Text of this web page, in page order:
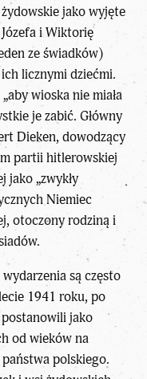
jako wyjęte
i Wiktorię
ze świadków)
licznymi dziećmi.
wioska nie miała
je zabić. Główny
Dieken, dowodzący
partii hitlerowskiej
jako „zwykły
Niemiec
otoczony rodziną i
są często
1941 roku, po
jako
od wieków na
polskiego.